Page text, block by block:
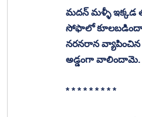
మదన్ మళ్ళీ ఇక్కడ
సోఫాలో
నరనరాన వ్యాపించిన
అడ్డంగా వాలిందామె.
* * * * * * * * *